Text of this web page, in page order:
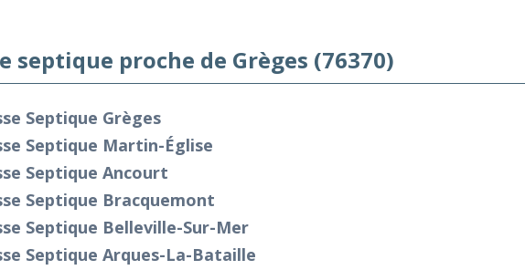
septique proche de Grèges (76370)
Septique Grèges
Septique Martin-Église
Septique Ancourt
Septique Bracquemont
Septique Belleville-Sur-Mer
Septique Arques-La-Bataille